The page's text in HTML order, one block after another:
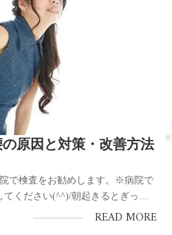
原因と対策・改善方法
で検査をお勧めします。※病院で
てください(^^)/朝起きるとぎっく
りませんか？◆腰が痛くて動きに
READ MORE